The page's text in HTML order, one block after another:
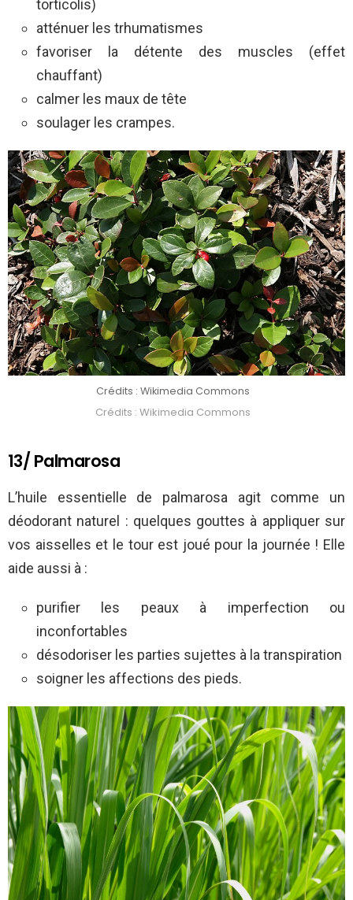
torticolis)
atténuer les trhumatismes
favoriser la détente des muscles (effet
chauffant)
calmer les maux de tête
soulager les crampes.
Crédits : Wikimedia Commons
Crédits : Wikimedia Commons
13/ Palmarosa
L’huile essentielle de palmarosa agit comme un
déodorant naturel : quelques gouttes à appliquer sur
vos aisselles et le tour est joué pour la journée ! Elle
aide aussi à :
purifier les peaux à imperfection ou
inconfortables
désodoriser les parties sujettes à la transpiration
soigner les affections des pieds.